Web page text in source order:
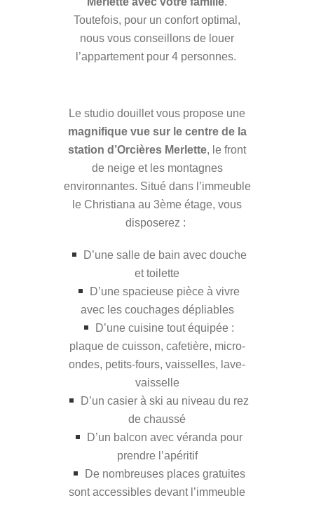
Toutefois, pour un confort optimal,
nous vous conseillons de louer
l’appartement pour 4 personnes.
Le studio douillet vous propose une
magnifique vue sur le centre de la
station d’Orcières Merlette, le front
de neige et les montagnes
environnantes. Situé dans l’immeuble
le Christiana au 3ème étage, vous
disposerez :
D’une salle de bain avec douche
et toilette
D’une spacieuse pièce à vivre
avec les couchages dépliables
D’une cuisine tout équipée :
plaque de cuisson, cafetière, micro-
ondes, petits-fours, vaisselles, lave-
vaisselle
D’un casier à ski au niveau du rez
de chaussé
D’un balcon avec véranda pour
prendre l’apéritif
De nombreuses places gratuites
sont accessibles devant l’immeuble